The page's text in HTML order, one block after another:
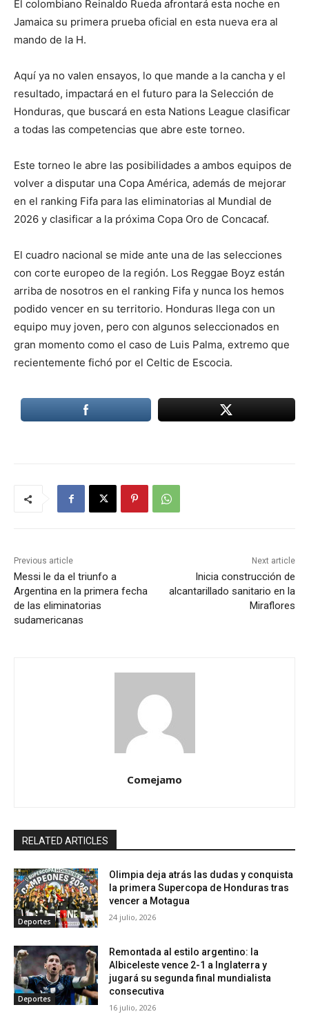
El colombiano Reinaldo Rueda afrontará esta noche en
Jamaica su primera prueba oficial en esta nueva era al
mando de la H.
Aquí ya no valen ensayos, lo que mande a la cancha y el
resultado, impactará en el futuro para la Selección de
Honduras, que buscará en esta Nations League clasificar
a todas las competencias que abre este torneo.
Este torneo le abre las posibilidades a ambos equipos de
volver a disputar una Copa América, además de mejorar
en el ranking Fifa para las eliminatorias al Mundial de
2026 y clasificar a la próxima Copa Oro de Concacaf.
El cuadro nacional se mide ante una de las selecciones
con corte europeo de la región. Los Reggae Boyz están
arriba de nosotros en el ranking Fifa y nunca los hemos
podido vencer en su territorio. Honduras llega con un
equipo muy joven, pero con algunos seleccionados en
gran momento como el caso de Luis Palma, extremo que
recientemente fichó por el Celtic de Escocia.
Previous article
Messi le da el triunfo a
Argentina en la primera fecha
de las eliminatorias
sudamericanas
Next article
Inicia construcción de
alcantarillado sanitario en la
Miraflores
Comejamo
RELATED ARTICLES
Deportes
Olimpia deja atrás las dudas y conquista
la primera Supercopa de Honduras tras
vencer a Motagua
24 julio, 2026
Deportes
Remontada al estilo argentino: la
Albiceleste vence 2-1 a Inglaterra y
jugará su segunda final mundialista
consecutiva
16 julio, 2026